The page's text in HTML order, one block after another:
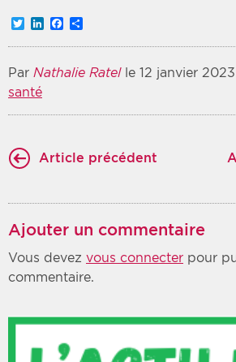
TwitterLinkedInFacebook
Par Nathalie Ratelle 12 janvier
santé
Article précédent
Ajouter un commentaire
Vous devez vous connecter pour
commentaire.